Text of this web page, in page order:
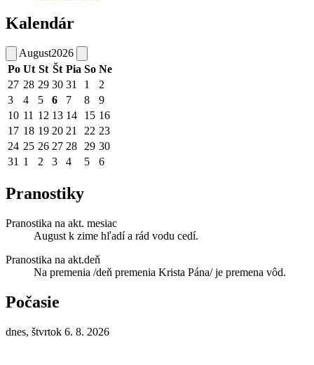
Kalendár
August2026
Po Ut St Št Pia So Ne
27 28 29 30 31 1
2
3
4 5 6 7 8
9
10 11 12 13 14 15 16
17 18 19 20 21 22 23
24 25 26 27 28 29 30
31 1 2 3 4 5 6
Pranostiky
Pranostika na akt. mesiac
August k zime hľadí a rád vodu cedí.
Pranostika na akt.deň
Na premenia /deň premenia Krista Pána/ je premena vôd.
Počasie
dnes, štvrtok 6. 8. 2026